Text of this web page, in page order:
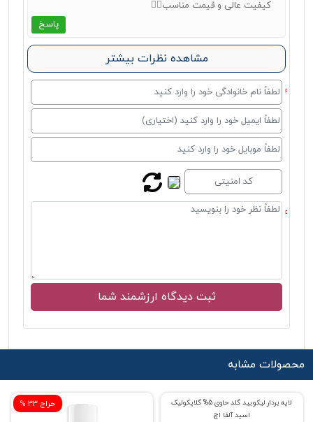
پاسخ
کیفیت عالی و قیمت مناسب👍🏻
مشاهده نظرات بیشتر
محصولات مشابه
% حراج 33 % حراج 33
لایه بردار لیکویید گلد حاوی 5% گلایکولیک
اسید آلفا اچ